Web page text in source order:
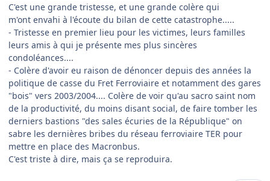
C'est une grande tristesse, et une grande colère qui
m'ont envahi à l'écoute du bilan de cette catastrophe.....
- Tristesse en premier lieu pour les victimes, leurs familles
leurs amis à qui je présente mes plus sincères
condoléances....
- Colère d'avoir eu raison de dénoncer depuis des années la
politique de casse du Fret Ferroviaire et notamment des gares
"bois" vers 2003/2004.... Colère de voir qu'au sacro saint nom
de la productivité, du moins disant social, de faire tomber les
derniers bastions "des sales écuries de la République" on
sabre les dernières bribes du réseau ferroviaire TER pour
mettre en place des Macronbus.
C'est triste à dire, mais ça se reproduira.